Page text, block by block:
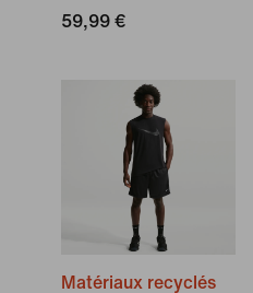
59,99 €
Matériaux recyclés